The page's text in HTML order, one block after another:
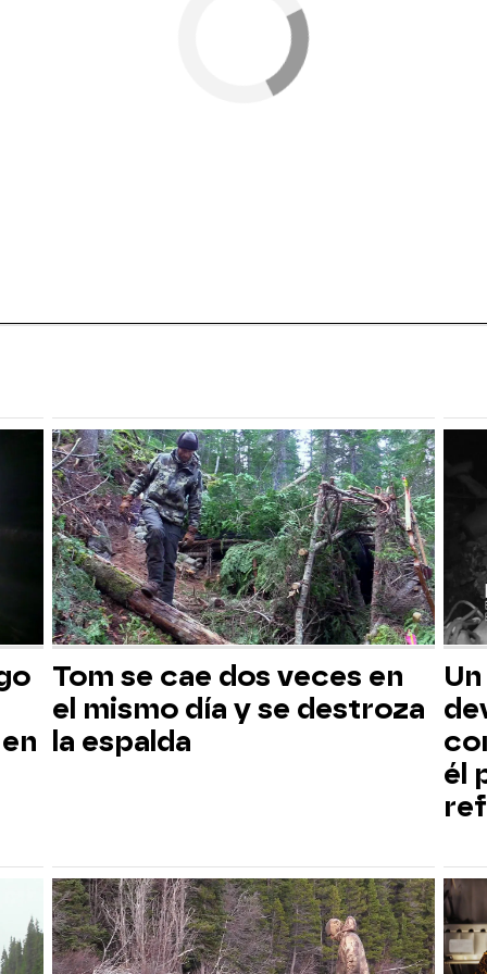
Tom se cae dos veces en
el mismo día y se destroza
la espalda
él